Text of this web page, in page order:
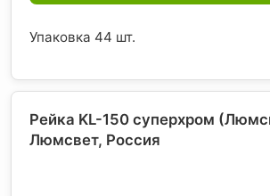
Упаковка 44 шт.
Рейка KL-150 суперхром
Люмсвет, Россия